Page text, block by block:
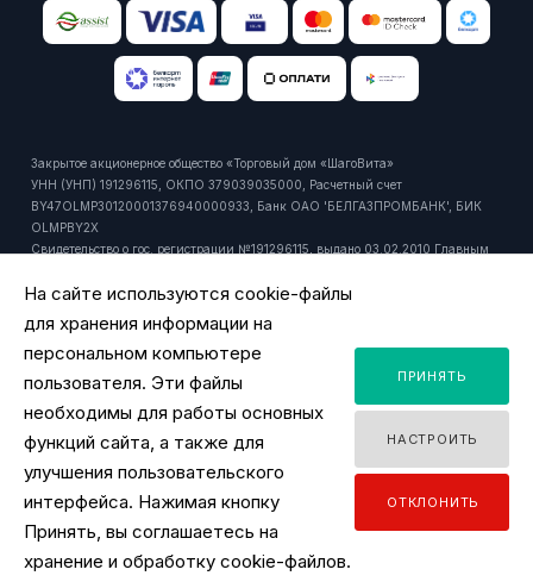
Закрытое акционерное общество «Торговый дом «ШагоВита»
УНН (УНП) 191296115, ОКПО 379039035000, Расчетный счет
BY47OLMP30120001376940000933, Банк ОАО 'БЕЛГАЗПРОМБАНК', БИК
OLMPBY2X
Свидетельство о гос. регистрации №191296115, выдано 03.02.2010 Главным
Регистрационный номер в торговом реестре: 429916 от 24.10.2018г.
пом. 1106.
Время работы офиса - ПН-ПТ 9:00 - 18:00.
Время работы интернет-магазина - ПН-ПТ 09:00 - 18:00
Уполномоченный продавцом на рассмотрение обращений покупателей:
заместитель директора по розничной торговле, тел. +375 44 518 45 53, email:
y.ignatovich@tdsv.by
органов по месту государственной регистрации ЗАО "ТД "ШагоВита",
уполномоченных рассматривать обращения покупателей: Минский городской
исполнительный комитет, главное управление торговли и услуг: +375 17
На сайте используются cookie-файлы
для хранения информации на
персональном компьютере
пользователя. Эти файлы
необходимы для работы основных
функций сайта, а также для
улучшения пользовательского
интерфейса. Нажимая кнопку
Принять, вы соглашаетесь на
хранение и обработку cookie-файлов.
ПРИНЯТЬ
НАСТРОИТЬ
ОТКЛОНИТЬ